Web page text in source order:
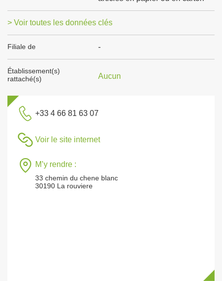
> Voir toutes les données clés
Filiale de -
Établissement(s)
rattaché(s)
Aucun
+33 4 66 81 63 07
Voir le site internet
M’y rendre :
33 chemin du chene blanc
30190 La rouviere